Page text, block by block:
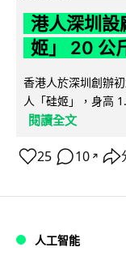
港人深圳設
姬」 20 公
香港人於深圳創辦
人「硅姬」，身高
閱讀全文
25 10 ↗
人工智能